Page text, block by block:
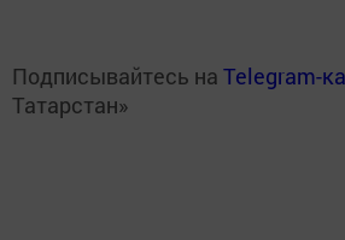
Подписывайтесь на Telegram-
Татарстан»